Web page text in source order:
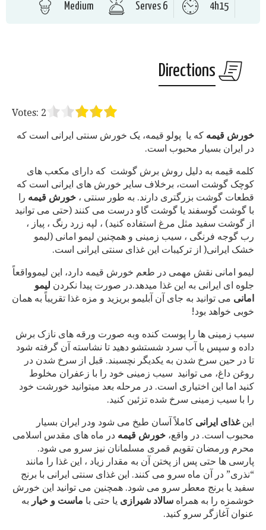
4h15
Serves 6
Medium
Directions
Votes: 2
خورش قیمه که یا پولو قیمه، یک خورش سنتی ایرانی است که
در ایران بسیار محبوب است.
کلمه قیمه به دلیل روش برش گوشت که دارای مکعب های
کوچک گوشت است، برخلاف سایر خورش های ایرانی است که
قطعات گوشت بزرگتری دارند. به طور سنتی ، خورش قیمه را
با گوشت گوسفند یا گوشت گاو درست می کنند (حتی می توانید
از گوشت سفید مثل مرغ استفاده کنید) ، لپه زرد رنگ ، پیاز ،
رب گوجه فرنگی ، سیب زمینی و همچنین لیمو امانی (لیمو
خشک ایرانی( از ترکیبات این غذای سنتی ایرانی است.
لیمو امانی نقش مهمی در طعم خورش قیمه دارد، این لیموواقعاً
جلوه ای ایرانی به این غذا میدهد.در صورت پیدا نکردن لیمو
امانی می توانید به جای آن آبلیمو بریزید و مزه غذا تقریباً به همان
خوبی خواهد بود!
سیب زمینی ها را پوست کنده وبه صورت ورقه های نازک برش
داده و سپس با آب سرد شستشو دهید تا نشاسته آن گرفته شود
تا در حین سرخ شدن به یکدیگر نچسبند. قبل از سرخ شدن در
روغن داغ، می توانید سیب زمینی خود را با زعفران مخلوط
کنید اما این اختیاری است. در مرحله بعد میتوانید خورشت خود
را با سیب زمینی سرخ شده تزئین کنید.
اینغذای ایرانی کاملاً آسان طبخ می شود ودر ایران بسیار
محبوب است. در واقع، خورش قیمه در ماه های مقدس اسلامی
محرم ورمضان تقویم قمری مسلمانان نیز سرو می شود.
پارسی ها حتی پس از پختن آن به مقدار زیاد ، این غذا را مانند
“نذری” در آن ماه سرو می کنند. این غذای سنتی ایرانی با برنج
سفید یا برنج معطر سرو می شود. همچنین می توانید این خورش
خوشمزه را به همراه سالاد شیرازی یا حتی با ماست و خیار به
عنوان آغازگر سرو کنید.